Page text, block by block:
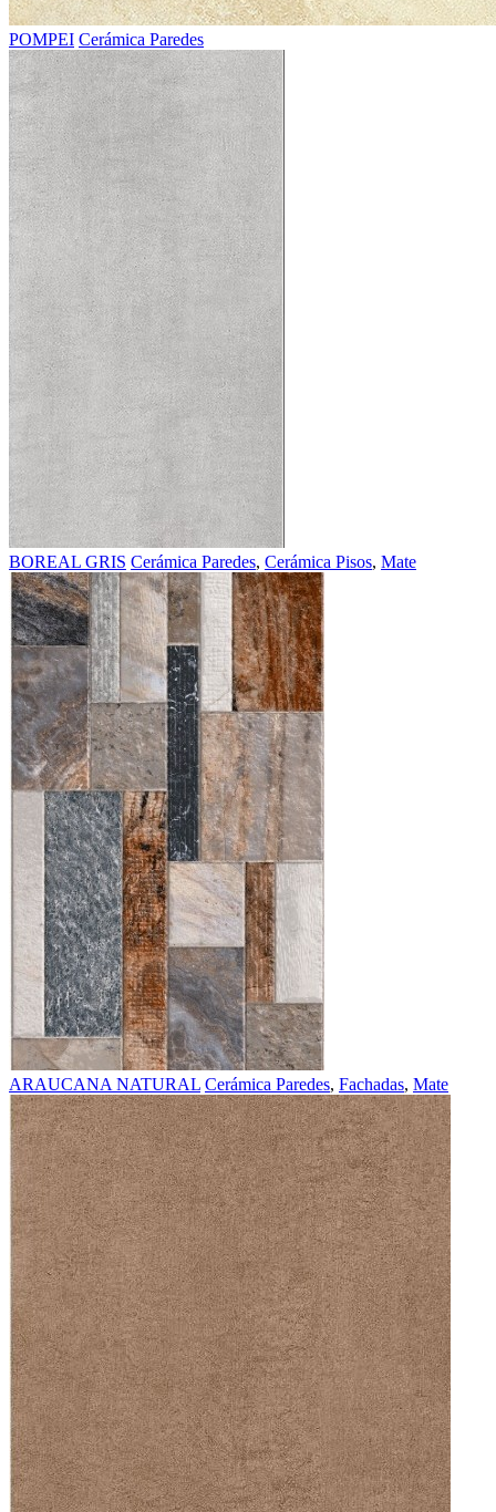
POMPEI Cerámica Paredes
BOREAL GRIS Cerámica Paredes, Cerámica Pisos, Mate
ARAUCANA NATURAL Cerámica Paredes, Fachadas, Mate